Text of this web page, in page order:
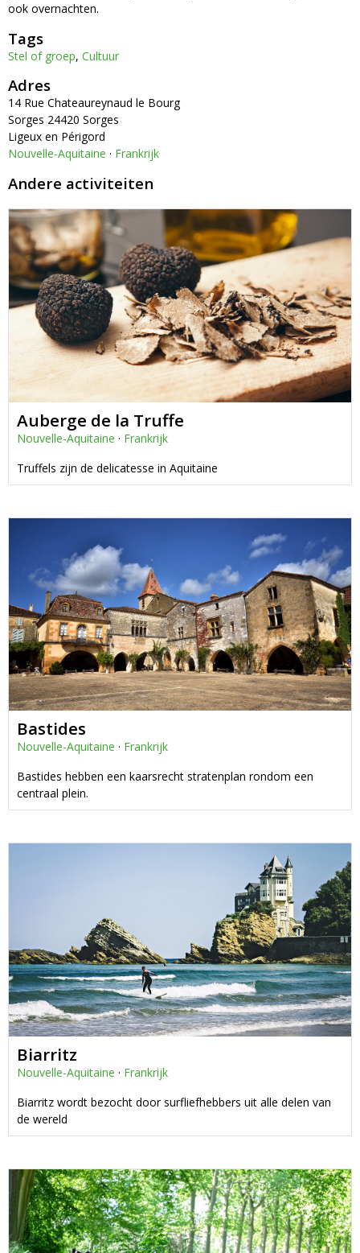
ook overnachten.
Tags
Stel of groep, Cultuur
Adres
14 Rue Chateaureynaud le Bourg
Sorges 24420 Sorges
Ligeux en Périgord
Nouvelle-Aquitaine · Frankrijk
Andere activiteiten
Auberge de la Truffe
Nouvelle-Aquitaine · Frankrijk
Truffels zijn de delicatesse in Aquitaine
Bastides
Nouvelle-Aquitaine · Frankrijk
Bastides hebben een kaarsrecht stratenplan rondom een
centraal plein.
Biarritz
Nouvelle-Aquitaine · Frankrijk
Biarritz wordt bezocht door surfliefhebbers uit alle delen van
de wereld